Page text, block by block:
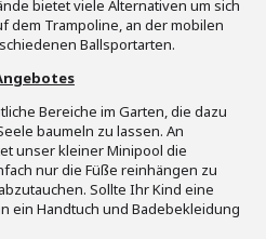
bietet viele Alternativen um sich
dem Trampoline, an der mobilen
Ballsportarten.
Bereiche im Garten, die dazu
baumeln zu lassen. An
unser kleiner Minipool die
nur die Füße reinhängen zu
Sollte Ihr Kind eine
ein Handtuch und Badebekleidung